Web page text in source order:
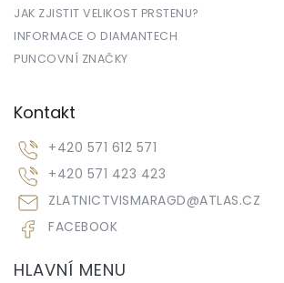
JAK ZJISTIT VELIKOST PRSTENU?
INFORMACE O DIAMANTECH
PUNCOVNÍ ZNAČKY
Kontakt
ZLATNICTVISMARAGD@ATLAS.CZ
+420 571 612 571
+420 571 423 423
FACEBOOK
HLAVNÍ MENU